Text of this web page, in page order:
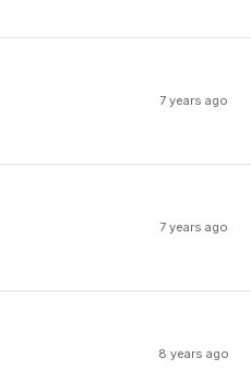
7 years ago
7 years ago
8 years ago